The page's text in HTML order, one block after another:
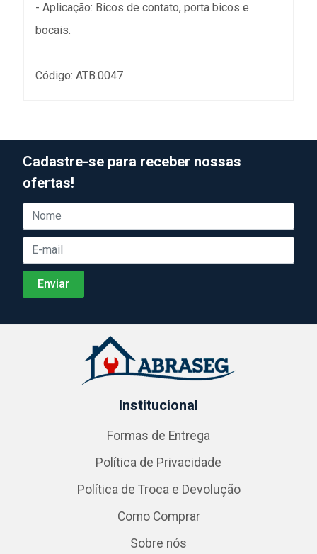
- Aplicação: Bicos de contato, porta bicos e
bocais.
Código: ATB.0047
Cadastre-se para receber nossas
ofertas!
Institucional
Formas de Entrega
Política de Privacidade
Política de Troca e Devolução
Como Comprar
Sobre nós